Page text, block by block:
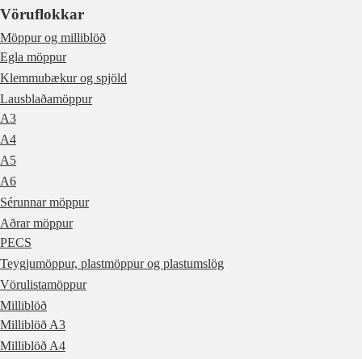
Vöruflokkar
Möppur og milliblöð
Egla möppur
Klemmubækur og spjöld
Lausblaðamöppur
A3
A4
A5
A6
Sérunnar möppur
Aðrar möppur
PECS
Teygjumöppur, plastmöppur og plastumslög
Vörulistamöppur
Milliblöð
Milliblöð A3
Milliblöð A4